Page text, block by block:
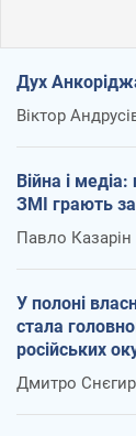
Дух
Віктор
Війна і
ЗМІ грають
Павло Казарін
У полоні
стала
російських
Дмитро